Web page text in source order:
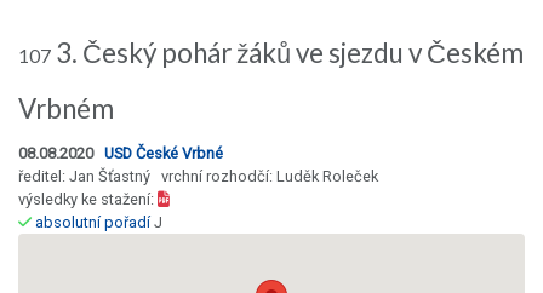
107 3. Český pohár žáků ve sjezdu v Českém
Vrbném
08.08.2020 USD České Vrbné
ředitel: Jan Šťastný vrchní rozhodčí: Luděk Roleček
výsledky ke stažení:
absolutní pořadíJ